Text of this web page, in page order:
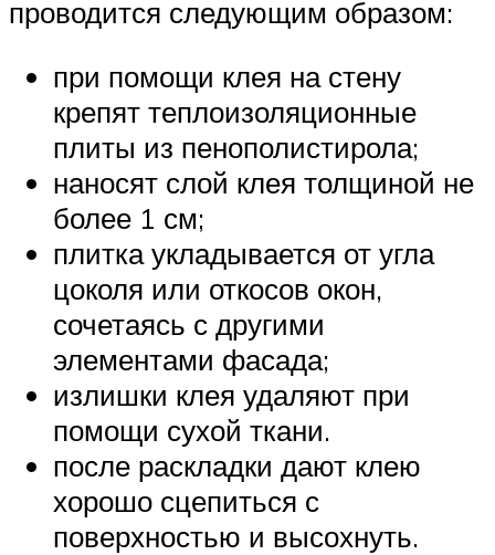
проводится следующим образом:
при помощи клея на стену
крепят теплоизоляционные
плиты из пенополистирола;
наносят слой клея толщиной не
более 1 см;
плитка укладывается от угла
цоколя или откосов окон,
сочетаясь с другими
элементами фасада;
излишки клея удаляют при
помощи сухой ткани.
после раскладки дают клею
хорошо сцепиться с
поверхностью и высохнуть.